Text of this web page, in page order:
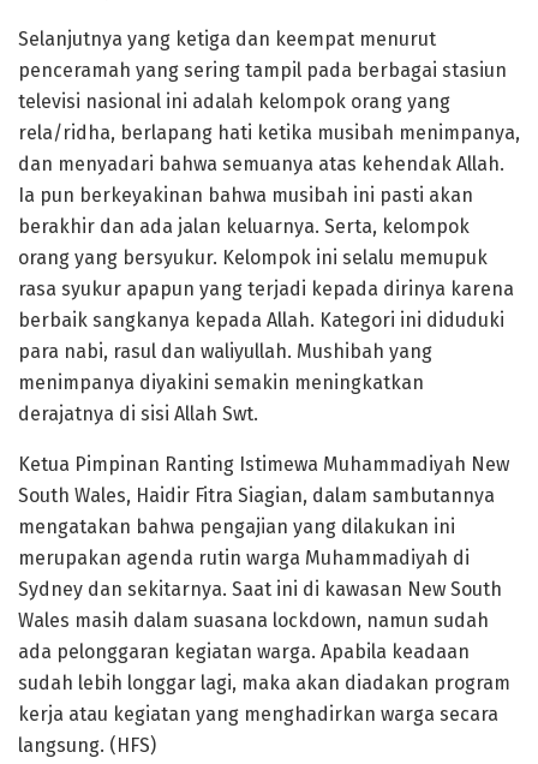
Selanjutnya yang ketiga dan keempat menurut
penceramah yang sering tampil pada berbagai stasiun
televisi nasional ini adalah kelompok orang yang
rela/ridha, berlapang hati ketika musibah menimpanya,
dan menyadari bahwa semuanya atas kehendak Allah.
Ia pun berkeyakinan bahwa musibah ini pasti akan
berakhir dan ada jalan keluarnya. Serta, kelompok
orang yang bersyukur. Kelompok ini selalu memupuk
rasa syukur apapun yang terjadi kepada dirinya karena
berbaik sangkanya kepada Allah. Kategori ini diduduki
para nabi, rasul dan waliyullah. Mushibah yang
menimpanya diyakini semakin meningkatkan
derajatnya di sisi Allah Swt.
Ketua Pimpinan Ranting Istimewa Muhammadiyah New
South Wales, Haidir Fitra Siagian, dalam sambutannya
mengatakan bahwa pengajian yang dilakukan ini
merupakan agenda rutin warga Muhammadiyah di
Sydney dan sekitarnya. Saat ini di kawasan New South
Wales masih dalam suasana lockdown, namun sudah
ada pelonggaran kegiatan warga. Apabila keadaan
sudah lebih longgar lagi, maka akan diadakan program
kerja atau kegiatan yang menghadirkan warga secara
langsung. (HFS)